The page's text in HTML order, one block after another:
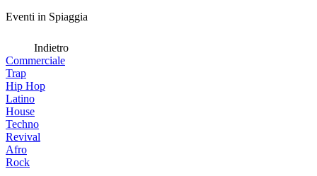
Eventi in Spiaggia
Indietro
Commerciale
Trap
Hip Hop
Latino
House
Techno
Revival
Afro
Rock